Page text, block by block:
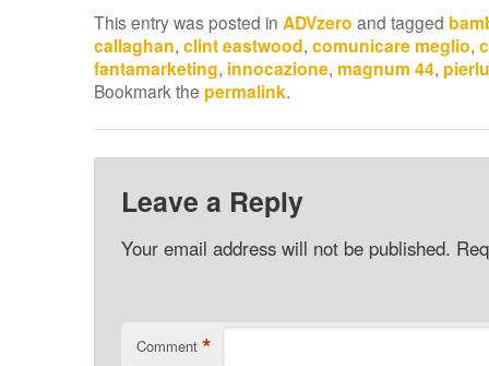
This entry was posted in ADVzero and tagged
callaghan, clint eastwood, comunicare meglio,
fantamarketing, innocazione, magnum 44,
Bookmark the permalink.
Leave a Reply
Your email address will not be published.
Comment *